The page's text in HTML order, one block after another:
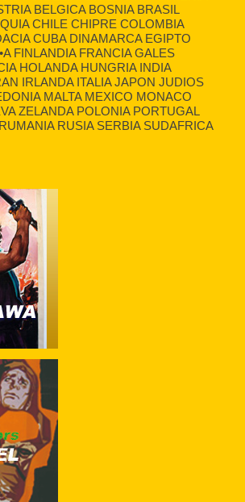
BELGICA BOSNIA BRASIL
CHILE CHIPRE COLOMBIA
CUBA DINAMARCA EGIPTO
FINLANDIA FRANCIA GALES
HOLANDA HUNGRIA INDIA
IRLANDA ITALIA JAPON JUDIOS
MALTA MEXICO MONACO
ZELANDA POLONIA PORTUGAL
RUSIA SERBIA SUDAFRICA